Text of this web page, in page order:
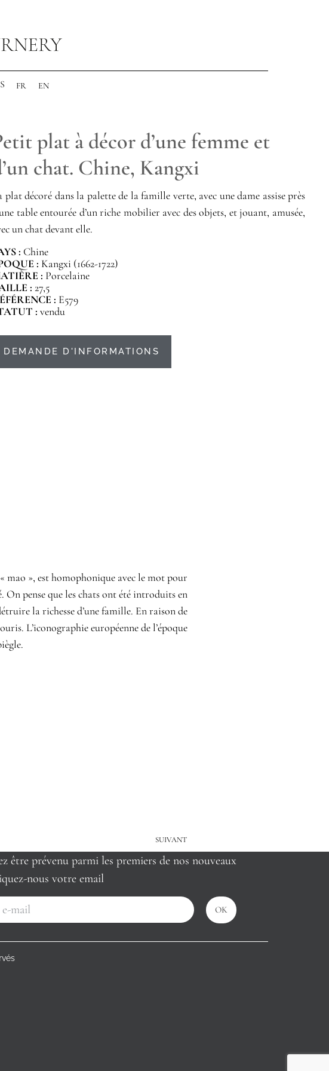
FR EN
plat à décor d’une femme et
chat. Chine, Kangxi
plat décoré dans la palette de la famille verte, avec une dame assise près
table entourée d’un riche mobilier avec des objets, et jouant, amusée,
un chat devant elle.
: Chine
: Kangxi (1662-1722)
: Porcelaine
:27,5
: E579
:vendu
DEMANDE D'INFORMATIONS
», est homophonique avec le mot pour
pense que les chats ont été introduits en
la richesse d’une famille. En raison de
L’iconographie européenne de l’époque
SUIVANT
être prévenu parmi les premiers de nos nouveaux
nous votre email
OK